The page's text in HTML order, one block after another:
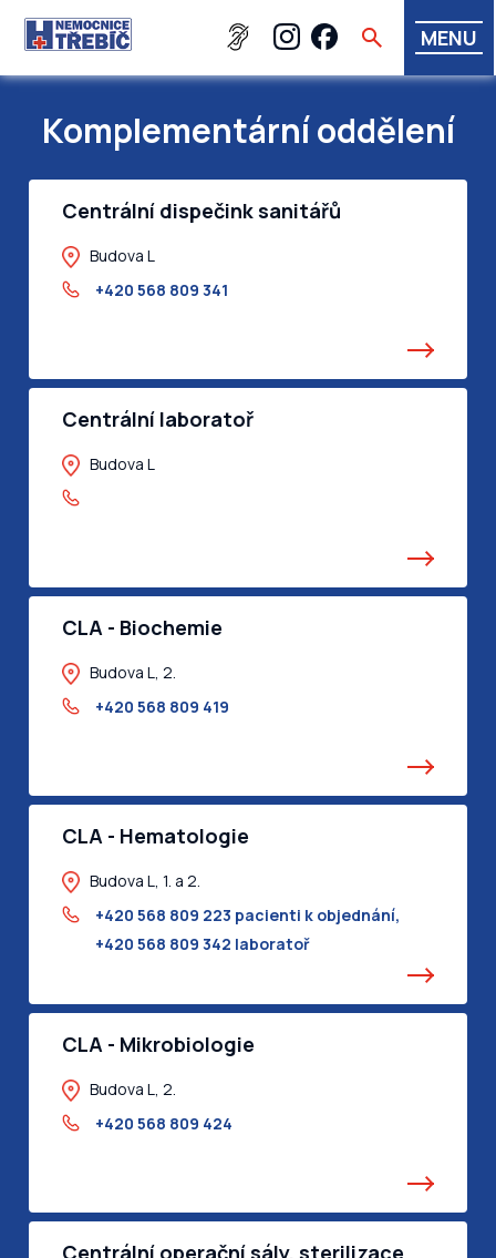
MENU
Komplementární oddělení
Centrální dispečink sanitářů
Budova L
+420 568 809 341
Centrální laboratoř
Budova L
CLA - Biochemie
Budova L, 2.
+420 568 809 419
CLA - Hematologie
Budova L, 1. a 2.
+420 568 809 223 pacienti k objednání,
+420 568 809 342 laboratoř
CLA - Mikrobiologie
Budova L, 2.
+420 568 809 424